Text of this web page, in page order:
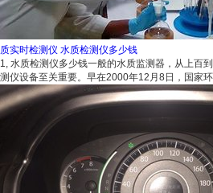
质实时检测仪 水质检测仪多少钱
1, 水质检测仪多少钱一般的水质监测器，从上百
测仪设备至关重要。早在2000年12月8日，国家